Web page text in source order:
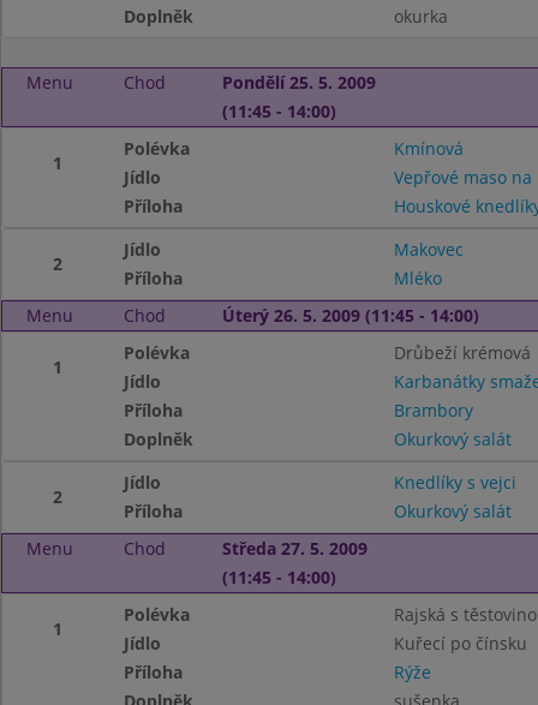
Doplněk
okurka
Menu Chod
Pondělí 25. 5. 2009
(11:45 - 14:00)
1
Polévka
Kmínová
Jídlo
Vepřové maso
Příloha
Houskové
2
Jídlo
Makovec
Příloha
Mléko
Menu
Chod Úterý 26. 5. 2009 (11:45 - 14:00)
1
Polévka
Drůbeží krémová
Jídlo
Karbanátky
Příloha
Brambory
Doplněk
Okurkový salát
2
Jídlo
Knedlíky s vejci
Příloha
Okurkový salát
Menu
Chod
Středa 27. 5. 2009
(11:45 - 14:00)
1
Polévka
Rajská s
Jídlo
Kuřecí po čínsku
Příloha
Rýže